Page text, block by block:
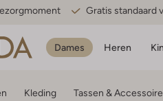
Gratis standaard
Dames Heren
Kleding Tassen &